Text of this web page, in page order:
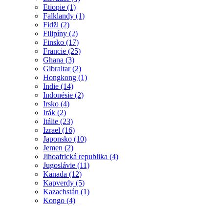
Etiopie (1)
Falklandy (1)
Fidži (2)
Filipíny (2)
Finsko (17)
Francie (25)
Ghana (3)
Gibraltar (2)
Hongkong (1)
Indie (14)
Indonésie (2)
Irsko (4)
Irák (2)
Itálie (23)
Izrael (16)
Japonsko (10)
Jemen (2)
Jihoafrická republika (4)
Jugoslávie (11)
Kanada (12)
Kapverdy (5)
Kazachstán (1)
Kongo (4)